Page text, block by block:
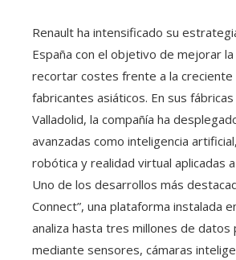
Renault ha intensificado su
España con el objetivo de mejorar
recortar costes frente a la creciente
fabricantes asiáticos. En sus
Valladolid, la compañía ha
avanzadas como inteligencia
robótica y realidad virtual aplicadas
Uno de los desarrollos más
Connect”, una plataforma instalada
analiza hasta tres millones de datos
mediante sensores, cámaras